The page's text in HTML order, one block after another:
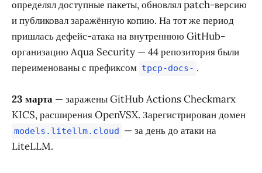
определял доступные пакеты, обновлял patch-версию
и публиковал заражённую копию. На тот же период
пришлась дефейс-атака на внутреннюю GitHub-
организацию Aqua Security — 44 репозитория были
переименованы с префиксом tpcp-docs- .
23 марта — заражены GitHub Actions Checkmarx
KICS, расширения OpenVSX. Зарегистрирован домен
models.litellm.cloud — за день до атаки на
LiteLLM.